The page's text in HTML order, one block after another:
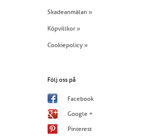
Skadeanmälan »
Köpvillkor »
Cookiepolicy »
Följ oss på
Facebook
Google +
Pinterest